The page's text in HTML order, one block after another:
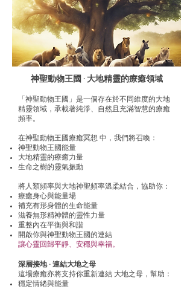
神聖動物王國 · 大地精靈的療癒領域
「神聖動物王國」是一個存在於不同維度的大地
精靈領域，承載著純淨、自然且充滿智慧的療癒
頻率。
在神聖動物王國療癒冥想 中，我們將召喚：
神聖動物王國能量
​大地精靈的療癒力量
生命之樹的靈氣振動
將人類頻率與大地神聖頻率溫柔結合，協助你：
療癒身心與能量場
補充有形身體的生命能量
滋養無形精神體的靈性力量
重整內在平衡與和諧
開啟你與神聖動物王國的連結
讓心靈回歸平靜、安穩與幸福。
深層接地 · 連結大地之母
這場療癒亦將支持你重新連結 大地之母，幫助：
穩定情緒與能量